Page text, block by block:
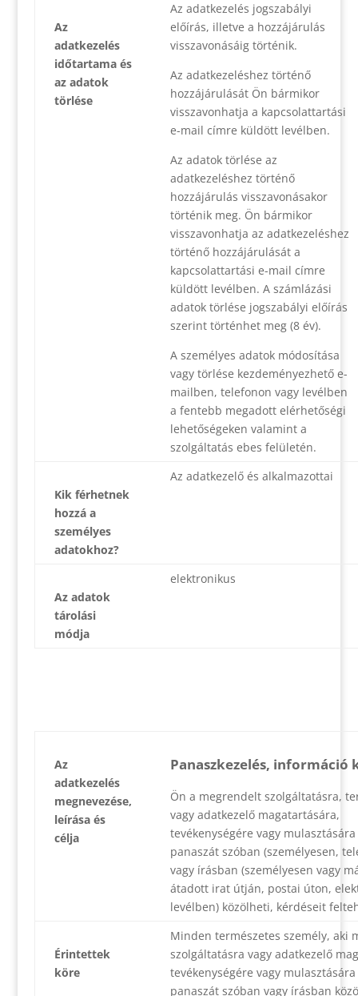
Az
adatkezelés
időtartama és
az adatok
törlése
Az adatkezelés jogszabályi
előírás, illetve a hozzájárulás
visszavonásáig történik.
Az adatkezeléshez történő
hozzájárulását Ön bármikor
visszavonhatja a kapcsolattartási
e-mail címre küldött levélben.
Az adatok törlése az
adatkezeléshez történő
hozzájárulás visszavonásakor
történik meg. Ön bármikor
visszavonhatja az adatkezeléshez
történő hozzájárulását a
kapcsolattartási e-mail címre
küldött levélben. A számlázási
adatok törlése jogszabályi előírás
szerint történhet meg (8 év).
A személyes adatok módosítása
vagy törlése kezdeményezhető e-
mailben, telefonon vagy levélben
a fentebb megadott elérhetőségi
lehetőségeken valamint a
szolgáltatás ebes felületén.
Kik férhetnek
hozzá a
személyes
adatokhoz?
Az adatkezelő és alkalmazottai
Az adatok
tárolási
módja
elektronikus
Az
adatkezelés
megnevezése,
leírása és
célja
Panaszkezelés, információ
Ön a megrendelt szolgáltatásra,
vagy adatkezelő magatartására,
tevékenységére vagy
panaszát szóban (személyesen,
vagy írásban (személyesen vagy
átadott irat útján, postai úton,
levélben) közölheti, kérdéseit
Érintettek
köre
Minden természetes személy, aki
szolgáltatásra vagy adatkezelő
tevékenységére vagy
panaszát szóban vagy írásban